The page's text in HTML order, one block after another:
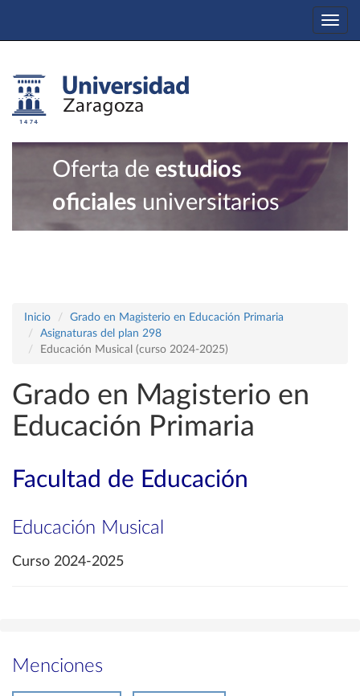
Oferta de estudios
oficiales universitarios
Inicio
Grado en Magisterio en Educación Primaria
Asignaturas del plan 298
Educación Musical (curso 2024-2025)
Grado en Magisterio en
Educación Primaria
Facultad de Educación
Educación Musical
Curso 2024-2025
Menciones